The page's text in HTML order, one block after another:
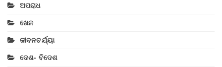
ଅପରାଧ
ଖେଳ
ଜୀବନଚର୍ଯ୍ୟା
ଦେଶ- ବିଦେଶ